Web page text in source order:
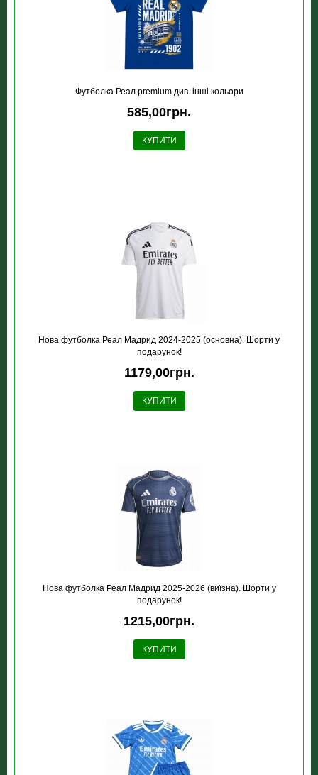
Футболка Реал premium див. інші кольори
585,00грн.
КУПИТИ
Нова футболка Реал Мадрид 2024-2025 (основна). Шорти у
подарунок!
1179,00грн.
КУПИТИ
Нова футболка Реал Мадрид 2025-2026 (виїзна). Шорти у
подарунок!
1215,00грн.
КУПИТИ